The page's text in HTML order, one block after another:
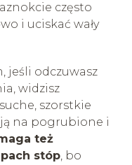
często
i uciskać wały
jeśli odczuwasz
widzisz
szorstkie
na pogrubione i
też
stóp, bo